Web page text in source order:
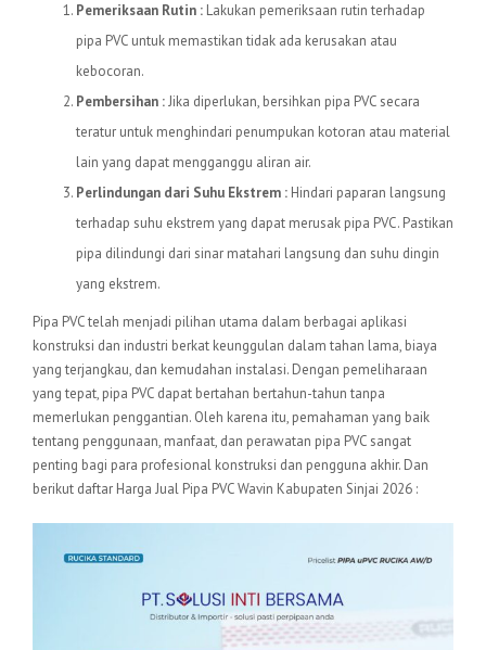
Pemeriksaan Rutin : Lakukan pemeriksaan rutin terhadap
pipa PVC untuk memastikan tidak ada kerusakan atau
kebocoran.
Pembersihan :Jika diperlukan, bersihkan pipa PVC secara
teratur untuk menghindari penumpukan kotoran atau material
lain yang dapat mengganggu aliran air.
Perlindungan dari Suhu Ekstrem : Hindari paparan langsung
terhadap suhu ekstrem yang dapat merusak pipa PVC. Pastikan
pipa dilindungi dari sinar matahari langsung dan suhu dingin
yang ekstrem.
Pipa PVC telah menjadi pilihan utama dalam berbagai aplikasi
konstruksi dan industri berkat keunggulan dalam tahan lama, biaya
yang terjangkau, dan kemudahan instalasi. Dengan pemeliharaan
yang tepat, pipa PVC dapat bertahan bertahun-tahun tanpa
memerlukan penggantian. Oleh karena itu, pemahaman yang baik
tentang penggunaan, manfaat, dan perawatan pipa PVC sangat
penting bagi para profesional konstruksi dan pengguna akhir. Dan
berikut daftar Harga Jual Pipa PVC Wavin Kabupaten Sinjai 2026 :